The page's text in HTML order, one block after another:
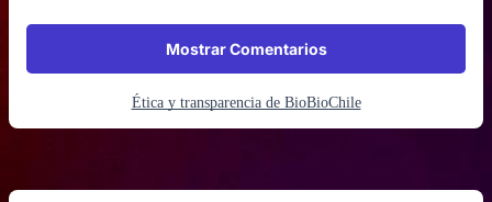
Mostrar Comentarios
Ética y transparencia de BioBioChile